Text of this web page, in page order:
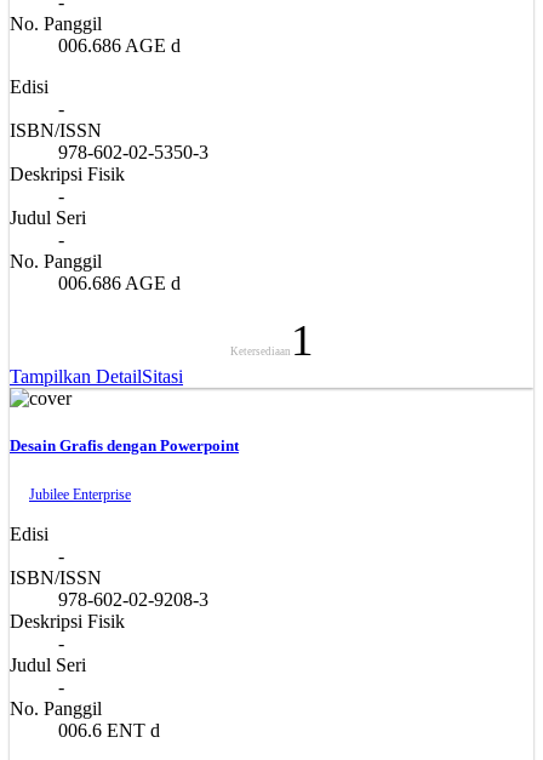
No. Panggil
006.686 AGE d
Edisi
-
ISBN/ISSN
978-602-02-5350-3
Deskripsi Fisik
-
Judul Seri
-
No. Panggil
006.686 AGE d
Ketersediaan 1
Tampilkan DetailSitasi
Desain Grafis dengan Powerpoint
Jubilee Enterprise
Edisi
-
ISBN/ISSN
978-602-02-9208-3
Deskripsi Fisik
-
Judul Seri
-
No. Panggil
006.6 ENT d